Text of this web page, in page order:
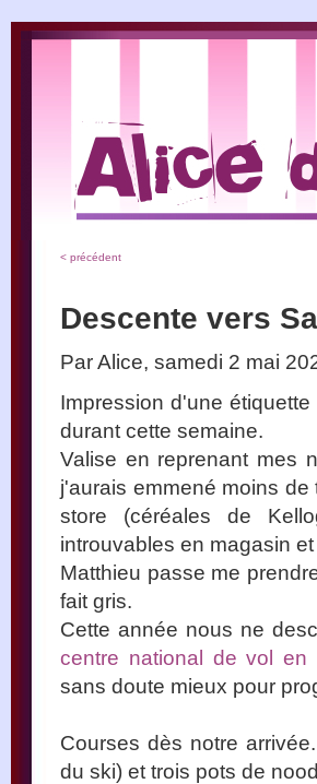
< précédent
Descente vers
Par Alice, samedi 2 mai
Impression d'une
durant cette semaine.
Valise en reprenant mes
j'aurais emmené moins
store (céréales de
introuvables en magasin
Matthieu passe me
fait gris.
Cette année nous ne
centre national de vol en
sans doute mieux pour
Courses dès notre
du ski) et trois pots de